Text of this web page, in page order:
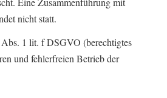
nicht statt.
1 lit. f DSGVO (berechtigtes
und fehlerfreien Betrieb der